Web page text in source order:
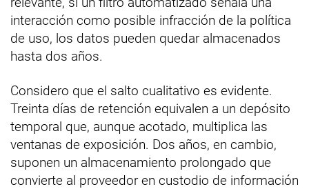
interacción como posible infracción de la política
de uso, los datos pueden quedar almacenados
hasta dos años.
Considero que el salto cualitativo es evidente.
Treinta días de retención equivalen a un depósito
temporal que, aunque acotado, multiplica las
ventanas de exposición. Dos años, en cambio,
suponen un almacenamiento prolongado que
convierte al proveedor en custodio de información